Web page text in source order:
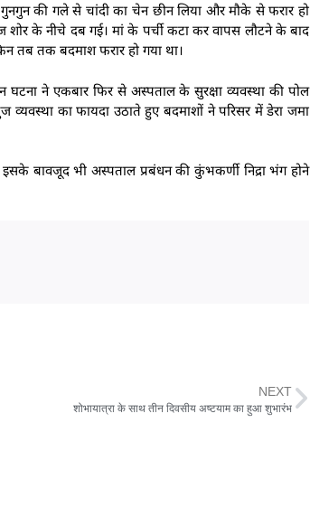
गुनगुन की गले से चांदी का चेन छीन लिया और मौके से फरार हो
शोर के नीचे दब गई। मां के पर्ची कटा कर वापस लौटने के बाद
तब तक बदमाश फरार हो गया था।
ने एकबार फिर से अस्पताल के सुरक्षा व्यवस्था की पोल
का फायदा उठाते हुए बदमाशों ने परिसर में डेरा जमा
बावजूद भी अस्पताल प्रबंधन की कुंभकर्णी निद्रा भंग होने
NEXT
शोभायात्रा के साथ तीन दिवसीय अष्टयाम का हुआ शुभारंभ